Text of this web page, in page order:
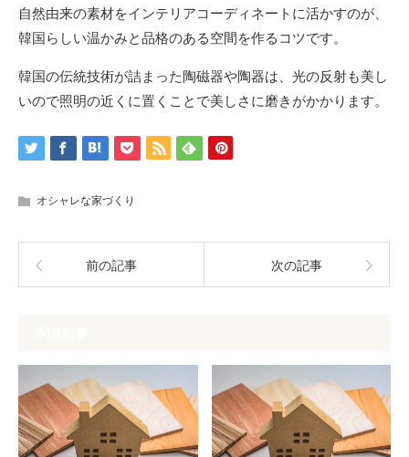
自然由来の素材をインテリアコーディネートに活かすのが、
韓国らしい温かみと品格のある空間を作るコツです。
韓国の伝統技術が詰まった陶磁器や陶器は、光の反射も美し
いので照明の近くに置くことで美しさに磨きがかかります。
オシャレな家づくり
前の記事 次の記事